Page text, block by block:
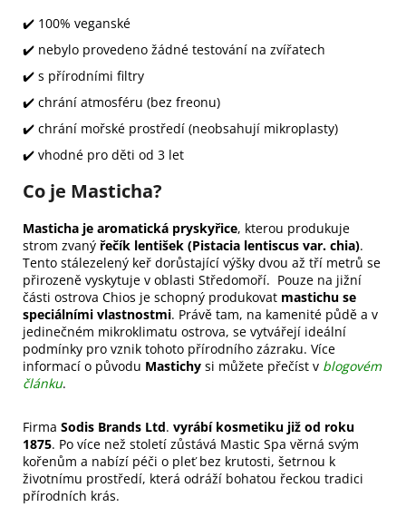
✔️ 100% veganské
✔️ nebylo provedeno žádné testování na zvířatech
✔️ s přírodními filtry
✔️ chrání atmosféru (bez freonu)
✔️ chrání mořské prostředí (neobsahují mikroplasty)
✔️ vhodné pro děti od 3 let
Co je Masticha?
Masticha je aromatická pryskyřice, kterou produkuje
strom zvaný řečík lentišek (Pistacia lentiscus var. chia).
Tento stálezelený keř dorůstající výšky dvou až tří metrů se
přirozeně vyskytuje v oblasti Středomoří. Pouze na jižní
části ostrova Chios je schopný produkovat mastichu se
speciálními vlastnostmi. Právě tam, na kamenité půdě a v
jedinečném mikroklimatu ostrova, se vytvářejí ideální
podmínky pro vznik tohoto přírodního zázraku. Více
informací o původu Mastichy si můžete přečíst v blogovém
článku.
Firma Sodis Brands Ltd. vyrábí kosmetiku již od roku
1875. Po více než století zůstává Mastic Spa věrná svým
kořenům a nabízí péči o pleť bez krutosti, šetrnou k
životnímu prostředí, která odráží bohatou řeckou tradici
přírodních krás.